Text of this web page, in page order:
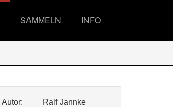
SAMMELN INFO
Autor:
Ralf Jannke